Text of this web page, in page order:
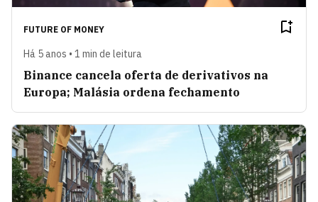
FUTURE OF MONEY
Há 5 anos • 1 min de leitura
Binance cancela oferta de derivativos na
Europa; Malásia ordena fechamento